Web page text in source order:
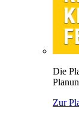
Die
Zur